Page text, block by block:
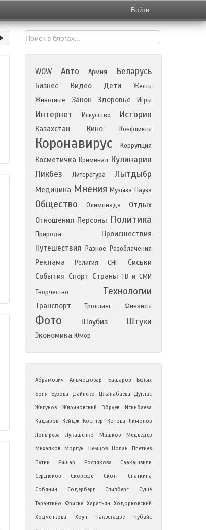
Войти
WOW Авто Армия Беларусь
Бизнес Видео Дети
Жесть
Животные
Закон Здоровье Игры
Интернет Искусство История
Казахстан Кино Конфликты
Коронавирус Коррупция
Косметичка Криминал Кулинария
Ликбез
Литература Лытдыбр
Медицина Мнения Музыка Наука
Общество Олимпиада
Отдых
Отношения Персоны Политика
Природа
Происшествия
Путешествия
Разное Разоблачения
Реклама Религия СНГ
Сиськи
События Спорт Страны ТВ и СМИ
Творчество
Технологии
Транспорт Троллинг Финансы
Фото Шоубиз Штуки
Экономика Юмор
Абрамович Альмодовар Башаров
Белых
Боня
Бузова Дайнеко Джанабаева
Дуглас
Жигунов
Жириновский Збруев
Исинбаева
Кадыров
Кейдж Костнер Котова Лимонов
Лопырева
Лукашенко Машков
Медведев
Михалков
Моргун Немцов Нолан
Плетнев
Путин
Ришар Рослякова
Саакашвили
Сердюков
Скорсезе Скотт
Снаткина
Собянин
Содерберг Спилберг
Суше
Тарантино
Фриске Харатьян Ходорковский
Ходченкова
Хоун Чакветадзе
Чубайс